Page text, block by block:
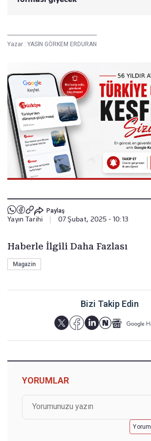
Yazar : YASİN GÖRKEM ERDURAN
Paylaş
Yayın Tarihi 07 Şubat, 2025 - 10:13
Haberle İlgili Daha Fazlası
Magazin
Bizi Takip Edin
YORUMLAR